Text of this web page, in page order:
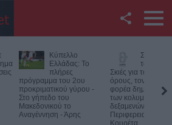
Twitter
YouTube
Αναζήτηση
Συμμαχία Υπέρ
των Πολιτών:
Σκιές για το κόστος, τους
όρους, τον τρόπο και τον
φορέα δημοπράτησης
των κολυμβητικών
δεξαμενών της
Περιφερειακής Αρχής
Υπό
φωτιά σε
δύσβατο
στον Όλυμπο –
Παραμένουν οι
στο σημείο